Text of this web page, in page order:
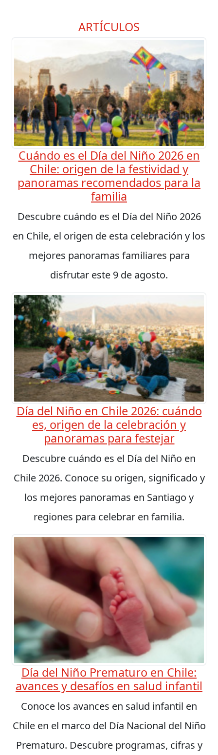
ARTÍCULOS
Cuándo es el Día del Niño 2026 en
Chile: origen de la festividad y
panoramas recomendados para la
familia
Descubre cuándo es el Día del Niño 2026
en Chile, el origen de esta celebración y los
mejores panoramas familiares para
disfrutar este 9 de agosto.
Día del Niño en Chile 2026: cuándo
es, origen de la celebración y
panoramas para festejar
Descubre cuándo es el Día del Niño en
Chile 2026. Conoce su origen, significado y
los mejores panoramas en Santiago y
regiones para celebrar en familia.
Día del Niño Prematuro en Chile:
avances y desafíos en salud infantil
Conoce los avances en salud infantil en
Chile en el marco del Día Nacional del Niño
Prematuro. Descubre programas, cifras y